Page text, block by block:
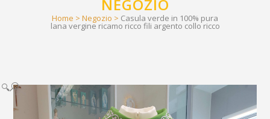
NEGOZIO
Home > Negozio > Casula verde in 100% pura
lana vergine ricamo ricco fili argento collo ricco
🔍